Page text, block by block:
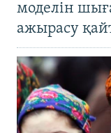
моделін
ажырасу